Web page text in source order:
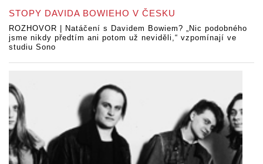
STOPY DAVIDA BOWIEHO V ČESKU
ROZHOVOR | Natáčení s Davidem Bowiem? „Nic podobného
jsme nikdy předtím ani potom už neviděli,“ vzpomínají ve
studiu Sono